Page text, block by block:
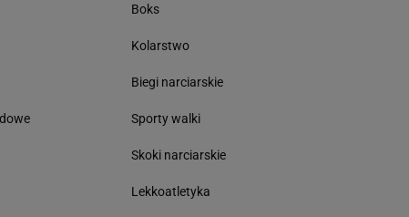
Boks
Kolarstwo
Biegi narciarskie
Sporty walki
Skoki narciarskie
Lekkoatletyka